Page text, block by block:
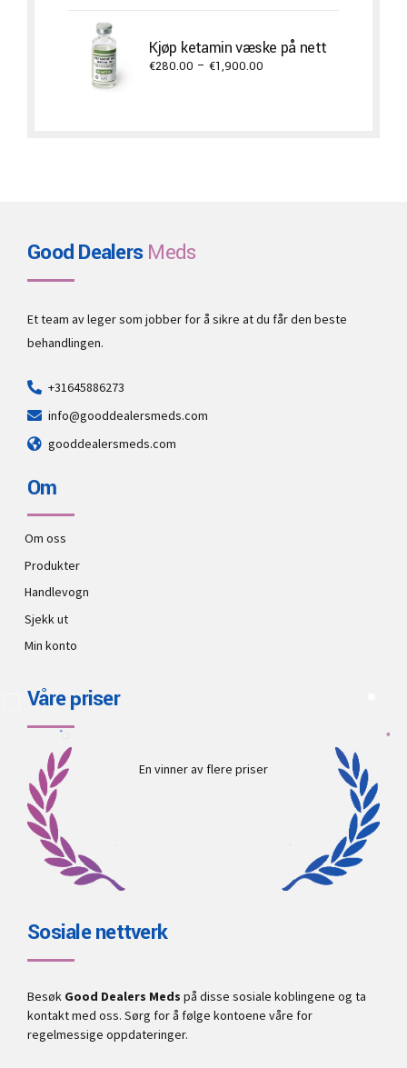
€5,300.00
Kjøp ketamin væske på nett
€280.00 – €1,900.00
Good DealersMeds
Et team av leger som jobber for å sikre at du får den beste
behandlingen.
+31645886273
info@gooddealersmeds.com
gooddealersmeds.com
Om
Om oss
Produkter
Handlevogn
Sjekk ut
Min konto
Våre priser
En vinner av flere priser
Sosiale nettverk
Besøk Good Dealers Meds på disse sosiale koblingene og ta
kontakt med oss. Sørg for å følge kontoene våre for
regelmessige oppdateringer.